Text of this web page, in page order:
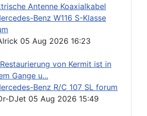
Antenne Koaxialkabel
Benz W116 S-Klasse
05 Aug 2026 16:23
von Kermit ist in
Gange u...
Benz R/C 107 SL forum
DJet 05 Aug 2026 15:49